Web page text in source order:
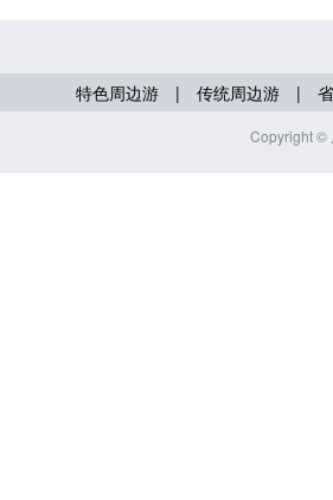
特色周边游 | 传统周边游 |
Copyright ©